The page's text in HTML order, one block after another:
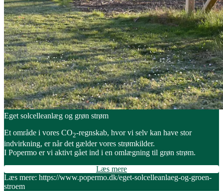
Eget solcelleanlæg og grøn strøm
Et område i vores CO2-regnskab, hvor vi selv kan have stor
indvirkning, er når det gælder vores strømkilder.
I Popermo er vi aktivt gået ind i en omlægning til grøn strøm.
Læs mere
Læs mere: https://www.popermo.dk/eget-solcelleanlaeg-og-groen-
stroem